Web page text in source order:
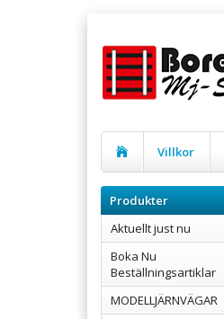
Villkor
Produkter
Aktuellt just nu
Boka Nu
Beställningsartiklar
MODELLJÄRNVÄGAR